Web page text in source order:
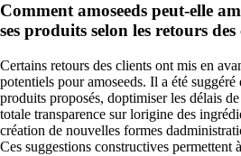
Comment amoseeds peut-elle
ses produits selon les retours des
Certains retours des clients ont mis en
potentiels pour amoseeds. Il a été
produits proposés, doptimiser les délais
totale transparence sur lorigine des
création de nouvelles formes
Ces suggestions constructives permettent